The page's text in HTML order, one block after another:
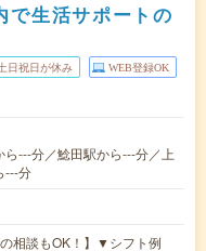
で生活サポートの
日祝日が休み WEB登録OK
---分／鯰田駅から---分／上
---分
相談もOK！】▼シフト例